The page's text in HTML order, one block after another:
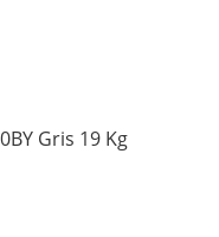
Gris 19 Kg